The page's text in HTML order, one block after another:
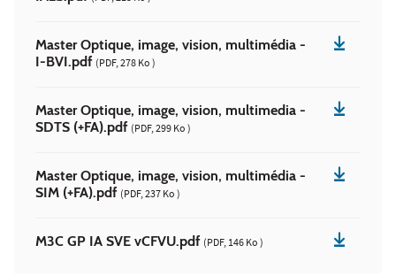
Master Optique, image, vision, multimédia -
I-BVI.pdf (PDF, 278 Ko )
Master Optique, image, vision, multimedia -
SDTS (+FA).pdf (PDF, 299 Ko )
Master Optique, image, vision, multimédia -
SIM (+FA).pdf (PDF, 237 Ko )
M3C GP IA SVE vCFVU.pdf (PDF, 146 Ko )